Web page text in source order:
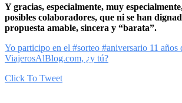
Y gracias, especialmente, muy
posibles colaboradores, que ni se han
propuesta amable, sincera y “barata”.
Yo participo en el #sorteo #aniversario 11 años
ViajerosAlBlog.com, ¿y tú?
Click To Tweet